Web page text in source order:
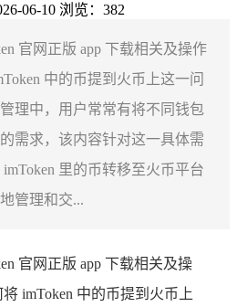
06-10 浏览：382
官网正版 app 下载相关及操作
中的币提到火币上这一问
理中，用户常常有将不同钱包
需求，该内容针对这一具体需
里的币转移至火币平台
管理和交...
官网正版 app 下载相关及操
imToken 中的币提到火币上